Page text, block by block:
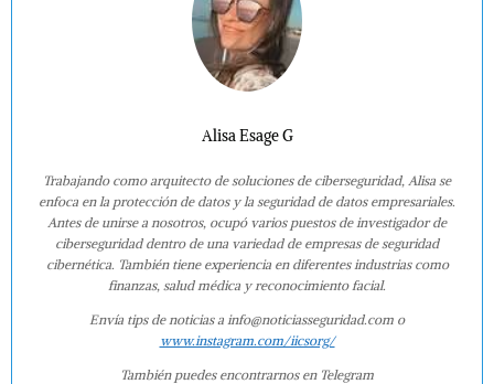
Alisa Esage G
Trabajando como arquitecto de soluciones de ciberseguridad, Alisa se
enfoca en la protección de datos y la seguridad de datos empresariales.
Antes de unirse a nosotros, ocupó varios puestos de investigador de
ciberseguridad dentro de una variedad de empresas de seguridad
cibernética. También tiene experiencia en diferentes industrias como
finanzas, salud médica y reconocimiento facial.
Envía tips de noticias a info@noticiasseguridad.com o
www.instagram.com/iicsorg/
También puedes encontrarnos en Telegram